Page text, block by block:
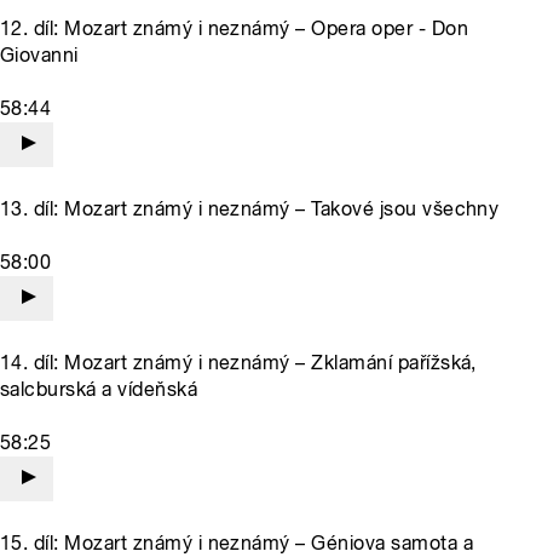
12. díl: Mozart známý i neznámý – Opera oper - Don
Giovanni
58:44
13. díl: Mozart známý i neznámý – Takové jsou všechny
58:00
14. díl: Mozart známý i neznámý – Zklamání pařížská,
salcburská a vídeňská
58:25
15. díl: Mozart známý i neznámý – Géniova samota a